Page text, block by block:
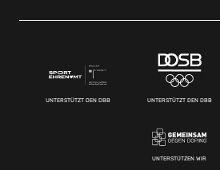
UNTERSTÜTZT DEN DBB UNTERSTÜTZT DEN DBB
UNTERSTÜTZEN WIR